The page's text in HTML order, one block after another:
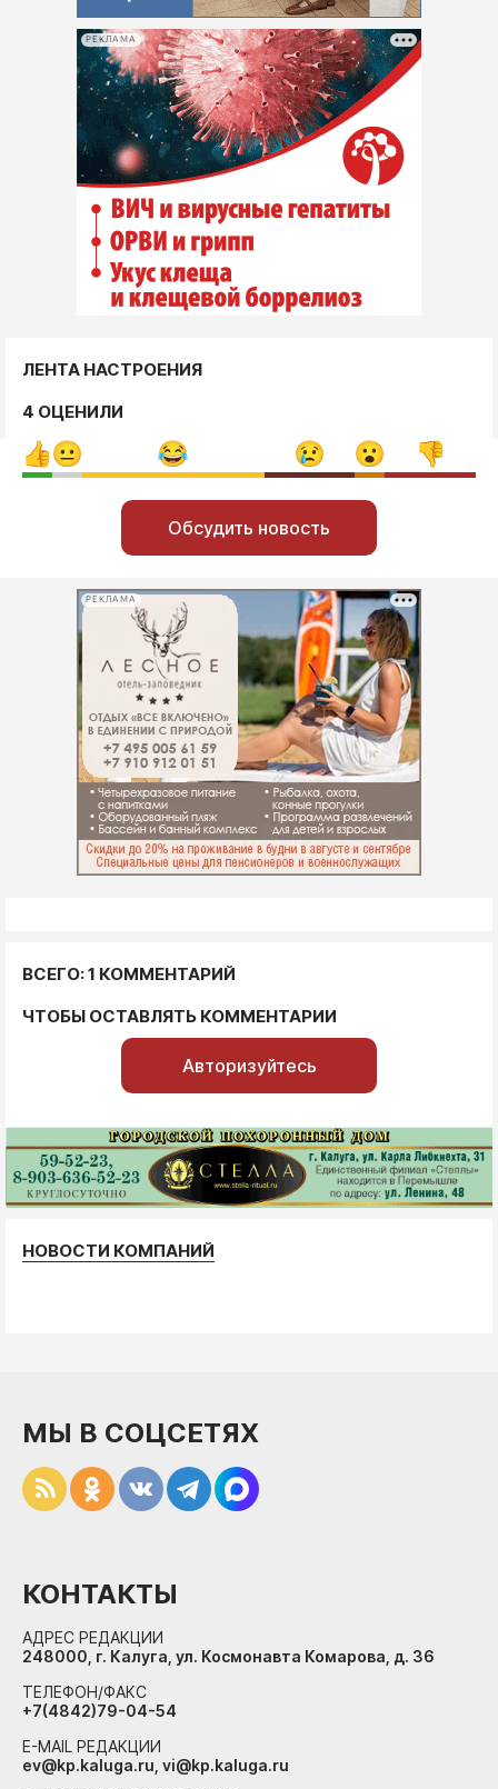
РЕКЛАМА
ЛЕНТА НАСТРОЕНИЯ
4 ОЦЕНИЛИ
Обсудить новость
РЕКЛАМА
ВСЕГО: 1 КОММЕНТАРИЙ
ЧТОБЫ ОСТАВЛЯТЬ КОММЕНТАРИИ
Авторизуйтесь
НОВОСТИ КОМПАНИЙ
МЫ В СОЦСЕТЯХ
КОНТАКТЫ
АДРЕС РЕДАКЦИИ
248000, г. Калуга, ул. Космонавта Комарова, д. 36
ТЕЛЕФОН/ФАКС
+7(4842)79-04-54
E-MAIL РЕДАКЦИИ
ev@kp.kaluga.ru, vi@kp.kaluga.ru